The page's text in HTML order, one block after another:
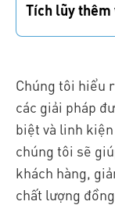
Tích lũy thêm
Chúng tôi hiểu
các giải pháp
biệt và linh
chúng tôi sẽ
khách hàng,
chất lượng